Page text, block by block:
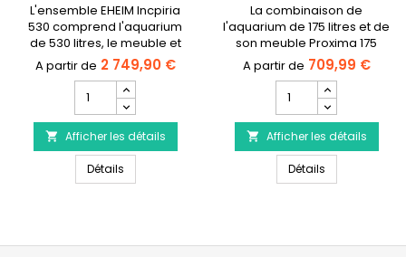
L'ensemble EHEIM Incpiria
530 comprend l'aquarium
de 530 litres, le meuble et
une galerie d'éclairage
Leds Eheim PowerLED+.
2 749,90 €
quantité
du
produit
EHEIM
Incpiria
530
 Afficher les détails
DétailsEHEIM Incpiria 530 avec meuble
La combinaison de
l'aquarium de 175 litres et de
son meuble Proxima 175
allie un aspect classique
clair, sobre et élégant à une
galerie d'éclairage EHEIM
classicLED daylight idéale
pour l'aquascaping.Expédié
sous 2 à 3 semaines
(commande spéciale)
709,99 €
quantité
du
produit
EHEIM
Proxima
175
 Afficher les détails
DétailsEHEIM